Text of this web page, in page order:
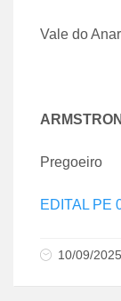
Vale do
Pregoeiro
EDITAL PE
10/09/2025